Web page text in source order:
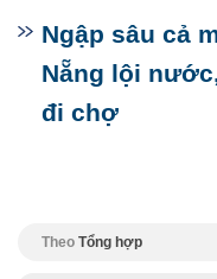
Ngập sâu cả
Nẵng lội
đi chợ
Theo Tổng hợp